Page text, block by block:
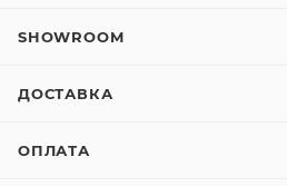
SHOWROOM
ДОСТАВКА
ОПЛАТА